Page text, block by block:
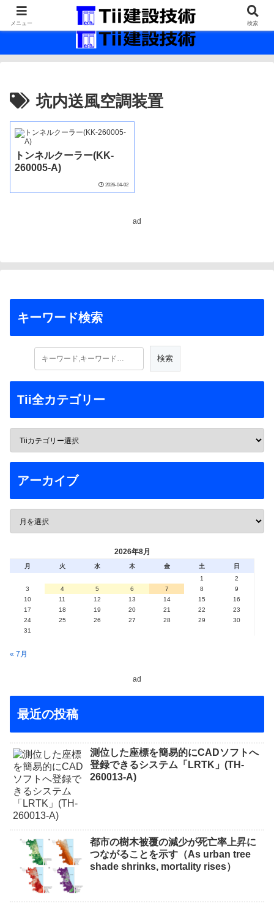
最新の建設技術の情報インフラ。
坑内送風空調装置
トンネルクーラー(KK-
260005-A)
2026-04-02
ad
キーワード検索
Tii全カテゴリー
アーカイブ
2026年8月
月 火 水 木 金 土
日
1
2
3
4 5 6 7 8
9
10
11 12 13 14 15
16
17
18 19 20 21 22
23
24
25 26 27 28 29
30
31
« 7月
ad
最近の投稿
測位した座標を簡易的にCADソフトへ
登録できるシステム「LRTK」(TH-
260013-A)
都市の樹木被覆の減少が死亡率上昇に
つながることを示す（As urban tree
shade shrinks, mortality rises）
メニュー 検索